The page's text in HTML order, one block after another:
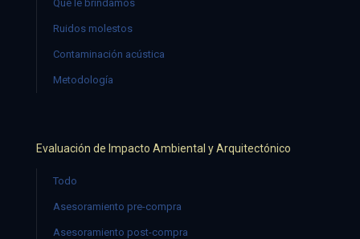
Qué le brindamos
Ruidos molestos
Contaminación acústica
Metodología
Evaluación de Impacto Ambiental y Arquitectónico
Todo
Asesoramiento pre-compra
Asesoramiento post-compra